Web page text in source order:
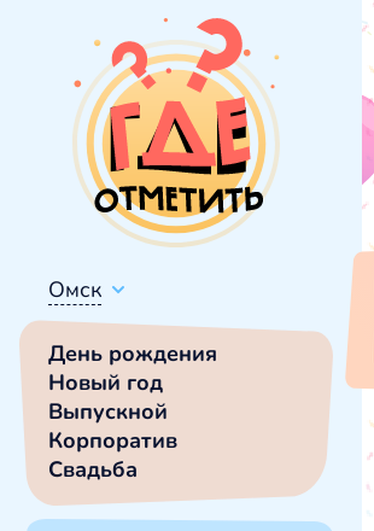
Омск
День рождения
Новый год
Выпускной
Корпоратив
Свадьба